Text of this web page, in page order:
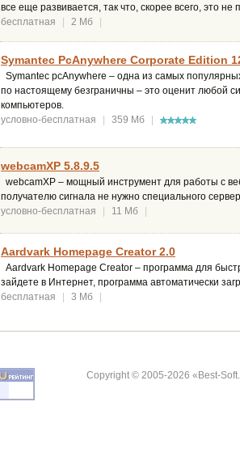
все еще развивается, так что, скорее всего, это
бесплатная
| 2 Мб |
Symantec PcAnywhere Corporate Edition
Symantec pcAnywhere – одна из самых
по настоящему безграничны – это оценит любой
компьютеров.
условно-бесплатная
| 359 Мб |
webcamXP 5.8.9.5
webcamXP – мощный инструмент для работы с
получателю сигнала не нужно специального
условно-бесплатная
| 11 Мб |
Aardvark Homepage Creator 2.0
Aardvark Homepage Creator – программа для
зайдете в Интернет, программа автоматически
бесплатная
| 3 Мб |
Copyright © 2005-2026 «Best-